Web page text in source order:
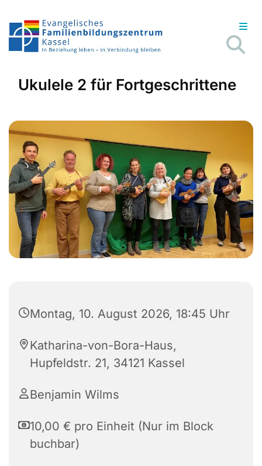
Ukulele 2 für Fortgeschrittene
Montag, 10. August 2026, 18:45 Uhr
Katharina-von-Bora-Haus,
Hupfeldstr. 21, 34121 Kassel
Benjamin Wilms
10,00 € pro Einheit (Nur im Block
buchbar)